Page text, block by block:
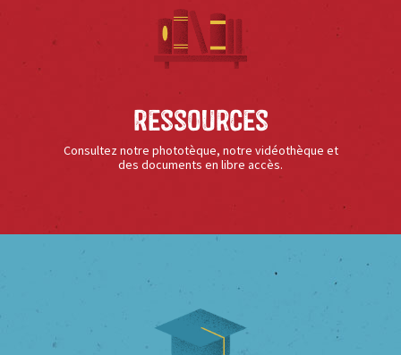
Ressources
Consultez notre phototèque, notre vidéothèque et
des documents en libre accès.